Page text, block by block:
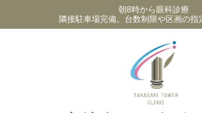
朝8時から眼科診療
隣接駐車場完備。台数制限や区画の指